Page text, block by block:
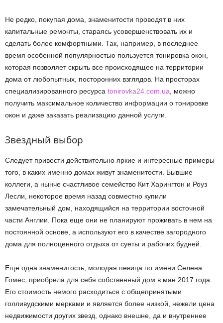
Не редко, покупая дома, знаменитости проводят в них
капитальные ремонты, стараясь усовершенствовать их и
сделать более комфортными. Так, например, в последнее
время особенной популярностью пользуется тонировка окон,
которая позволяет скрыть все происходящее на территории
дома от любопытных, посторонних взглядов. На просторах
специализированного ресурса tonirovka24.com.ua , можно
получить максимальное количество информации о тонировке
окон и даже заказать реализацию данной услуги.
Звездный выбор
Следует привести действительно яркие и интересные примеры
того, в каких именно домах живут знаменитости. Бывшие
коллеги, а нынче счастливое семейство Кит Харингтон и Роуз
Лесли, некоторое время назад совместно купили
замечательный дом, находящийся на территории восточной
части Англии. Пока еще они не планируют проживать в нем на
постоянной основе, а используют его в качестве загородного
дома для полноценного отдыха от суеты и рабочих будней.
Еще одна знаменитость, молодая певица по имени Селена
Гомес, приобрела для себя собственный дом в мае 2017 года.
Его стоимость немого расходиться с общепринятыми
голливудскими мерками и является более низкой, нежели цена
недвижимости других звезд, однако внешне, да и внутреннее